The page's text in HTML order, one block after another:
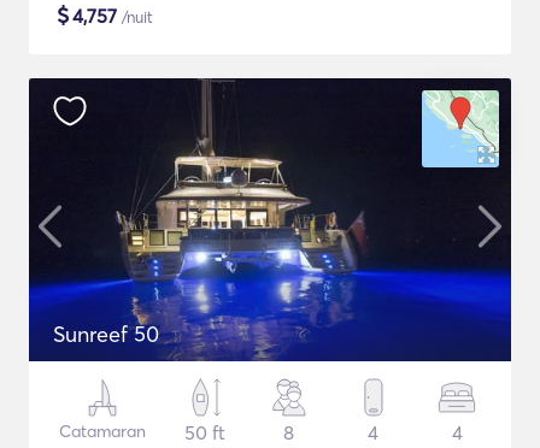
$4,757 /nuit
Sunreef 50
Catamaran
50 ft
8 4 4